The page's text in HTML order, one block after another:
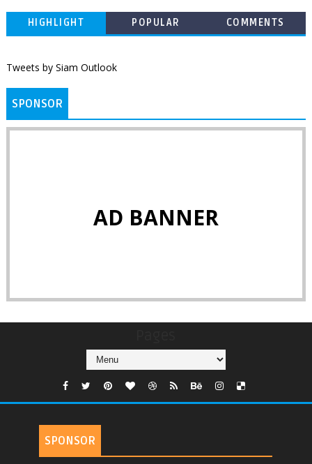
HIGHLIGHT POPULAR COMMENTS
Tweets by Siam Outlook
SPONSOR
AD BANNER
SPONSOR